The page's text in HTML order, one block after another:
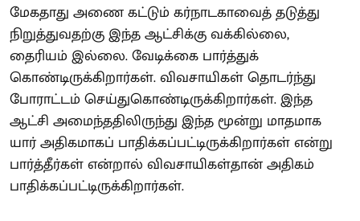
மேகதாது அணை கட்டும் கர்நாடகாவைத் தடுத்து
நிறுத்துவதற்கு இந்த ஆட்சிக்கு வக்கில்லை,
தைரியம் இல்லை. வேடிக்கை பார்த்துக்
கொண்டிருக்கிறார்கள். விவசாயிகள் தொடர்ந்து
போராட்டம் செய்துகொண்டிருக்கிறார்கள். இந்த
ஆட்சி அமைந்ததிலிருந்து இந்த மூன்று மாதமாக
யார் அதிகமாகப் பாதிக்கப்பட்டிருக்கிறார்கள் என்று
பார்த்தீர்கள் என்றால் விவசாயிகள்தான் அதிகம்
பாதிக்கப்பட்டிருக்கிறார்கள்.